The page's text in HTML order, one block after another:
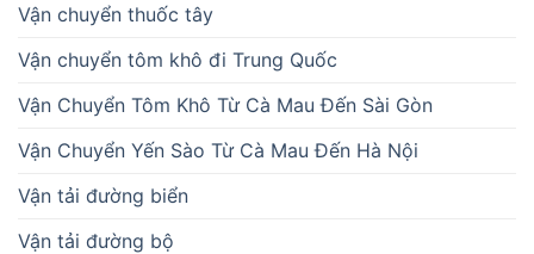
Vận chuyển thuốc tây
Vận chuyển tôm khô đi Trung Quốc
Vận Chuyển Tôm Khô Từ Cà Mau Đến Sài Gòn
Vận Chuyển Yến Sào Từ Cà Mau Đến Hà Nội
Vận tải đường biển
Vận tải đường bộ